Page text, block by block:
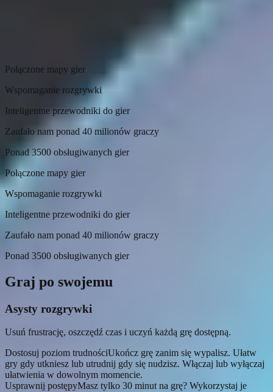
Połączone mapy gier
Wspomaganie rozgrywki
Inteligentne przewodniki do gier
Zaufało nam ponad 40 milionów graczy
Ponad 3500 obsługiwanych gier
Połączone mapy gier
Wspomaganie rozgrywki
Inteligentne przewodniki do gier
Zaufało nam ponad 40 milionów graczy
Ponad 3500 obsługiwanych gier
Graj po swojemu
Asysty rozgrywki
Usuń frustrację, oszczędź czas i uczyń każdą grę dostępną.
Dostosuj poziom trudnościUkończ grę zanim się wypalisz. Ułatw
gry gdy utkniesz lub utrudnij gdy się nudzisz. Włączaj lub wyłączaj
ułatwienia w dowolnym momencie.
Usprawnij postępyMasz tylko 30 minut na grę? Wykorzystaj je